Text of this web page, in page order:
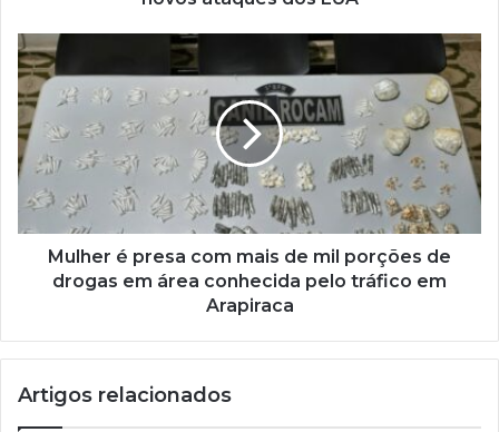
Mulher é presa com mais de mil porções de
drogas em área conhecida pelo tráfico em
Arapiraca
Artigos relacionados